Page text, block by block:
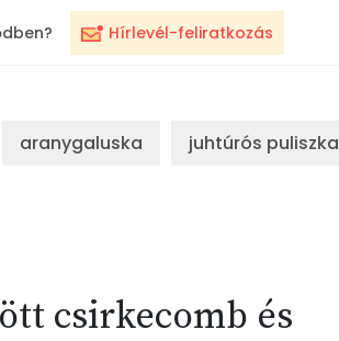
Hírlevél-feliratkozás
aranygaluska juhtúrós puliszka
csirkecomb és